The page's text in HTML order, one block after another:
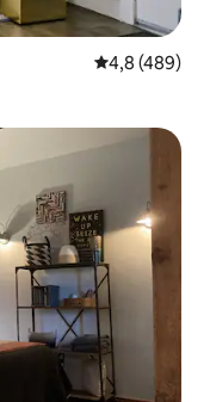
Gemiddelde
4,8 (489)